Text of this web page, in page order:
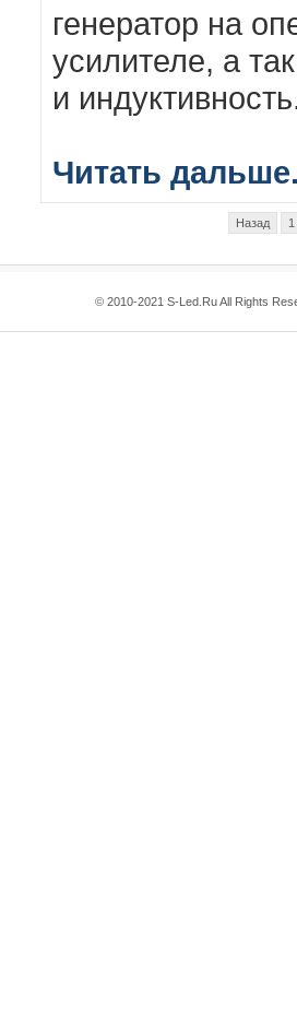
генератор на
усилителе, а
и
Читать
Назад 1
© 2010-2021 S-Led.Ru All Rights